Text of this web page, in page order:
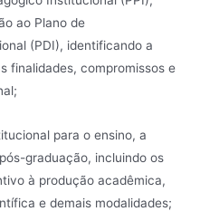
ao Plano de
(PDI), identificando a
finalidades, compromissos e
para o ensino, a
graduação, incluindo os
à produção acadêmica,
e demais modalidades;